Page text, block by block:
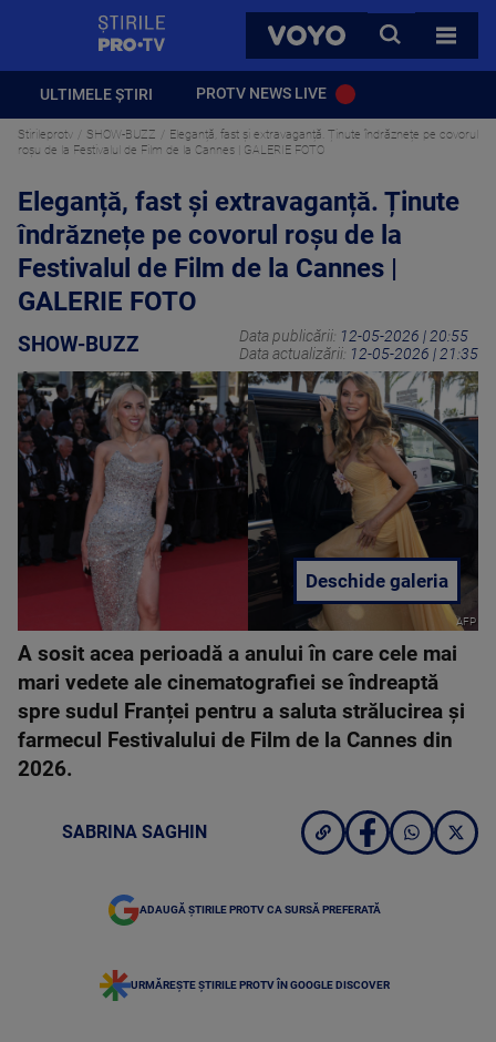
VOYO
CAUTA
TOATE
ULTIMELE ȘTIRI PROTV NEWS LIVE
Stirileprotv SHOW-BUZZ
Eleganță, fast și extravaganță. Ținute îndrăznețe pe covorul
roșu de la Festivalul de Film de la Cannes | GALERIE FOTO
Eleganță, fast și extravaganță. Ținute
îndrăznețe pe covorul roșu de la
Festivalul de Film de la Cannes |
GALERIE FOTO
SHOW-BUZZ Data publicării: 12-05-2026 | 20:55
Data actualizării: 12-05-2026 | 21:35
AFP
Deschide galeria
A sosit acea perioadă a anului în care cele mai
mari vedete ale cinematografiei se îndreaptă
spre sudul Franței pentru a saluta strălucirea și
farmecul Festivalului de Film de la Cannes din
2026.
SABRINA SAGHIN
ADAUGĂ ȘTIRILE PROTV CA SURSĂ PREFERATĂ
URMĂREȘTE ȘTIRILE PROTV ÎN GOOGLE DISCOVER